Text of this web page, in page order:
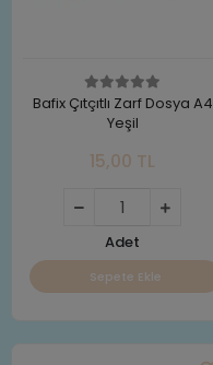
Bafix Çıtçıtlı Zarf Dosya A4
Yeşil
15,00 TL
Adet
Sepete Ekle